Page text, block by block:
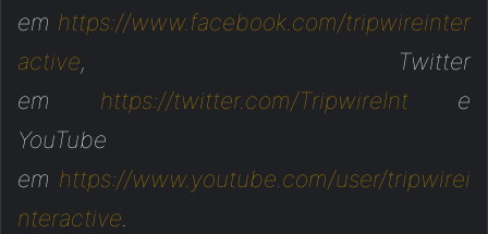
em https://www.facebook.com/tripwireinter
active, Twitter
em https://twitter.com/TripwireInte
YouTube
em https://www.youtube.com/user/tripwirei
nteractive.